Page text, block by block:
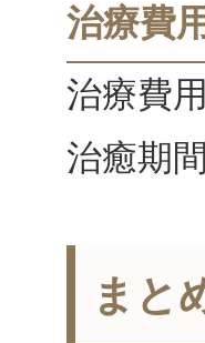
治療費
治療費
治癒期
まと